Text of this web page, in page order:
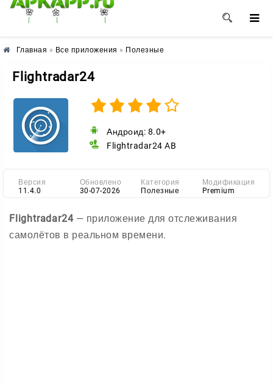
🌸 🌼 🌺
Главная » Все приложения » Полезные
Flightradar24
Андроид: 8.0+
Flightradar24 AB
Версия
11.4.0
Обновлено
30-07-2026
Категория
Полезные
Модификация
Premium
Flightradar24— приложение для отслеживания
самолётов в реальном времени.